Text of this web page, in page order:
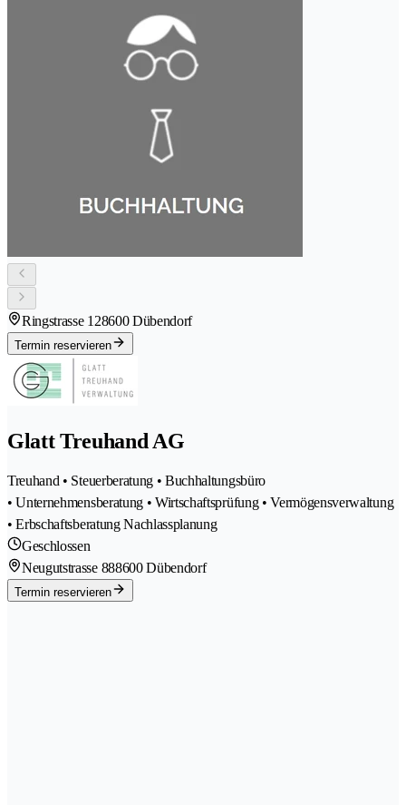
Ringstrasse 128600 Dübendorf
Termin reservieren
Glatt Treuhand AG
Treuhand • Steuerberatung • Buchhaltungsbüro
• Unternehmensberatung • Wirtschaftsprüfung • Vermögensverwaltung
• Erbschaftsberatung Nachlassplanung
Geschlossen
Neugutstrasse 888600 Dübendorf
Termin reservieren